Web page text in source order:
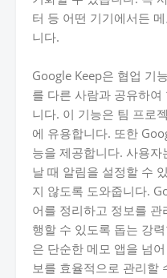
터 등 어떤 기기에서든
니다.
Google Keep은 협업 기
를 다른 사람과 공유하
니다. 이 기능은 팀 프로
에 유용합니다. 또한
능을 제공합니다. 사용
날 때 알림을 설정할 수
지 않도록 도와줍니다.
어를 정리하고 정보를
행할 수 있도록 돕는 강
은 단순한 메모 앱을 넘
보를 효율적으로 관리할